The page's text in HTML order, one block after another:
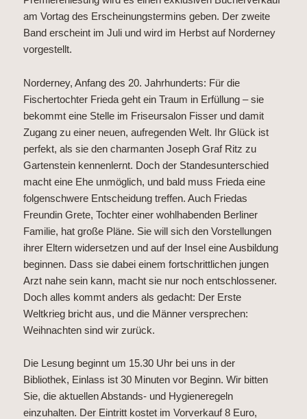
am Vortag des Erscheinungstermins geben. Der zweite
Band erscheint im Juli und wird im Herbst auf Norderney
vorgestellt.
Norderney, Anfang des 20. Jahrhunderts: Für die
Fischertochter Frieda geht ein Traum in Erfüllung – sie
bekommt eine Stelle im Friseursalon Fisser und damit
Zugang zu einer neuen, aufregenden Welt. Ihr Glück ist
perfekt, als sie den charmanten Joseph Graf Ritz zu
Gartenstein kennenlernt. Doch der Standesunterschied
macht eine Ehe unmöglich, und bald muss Frieda eine
folgenschwere Entscheidung treffen. Auch Friedas
Freundin Grete, Tochter einer wohlhabenden Berliner
Familie, hat große Pläne. Sie will sich den Vorstellungen
ihrer Eltern widersetzen und auf der Insel eine Ausbildung
beginnen. Dass sie dabei einem fortschrittlichen jungen
Arzt nahe sein kann, macht sie nur noch entschlossener.
Doch alles kommt anders als gedacht: Der Erste
Weltkrieg bricht aus, und die Männer versprechen:
Weihnachten sind wir zurück.
Die Lesung beginnt um 15.30 Uhr bei uns in der
Bibliothek, Einlass ist 30 Minuten vor Beginn. Wir bitten
Sie, die aktuellen Abstands- und Hygieneregeln
einzuhalten. Der Eintritt kostet im Vorverkauf 8 Euro,